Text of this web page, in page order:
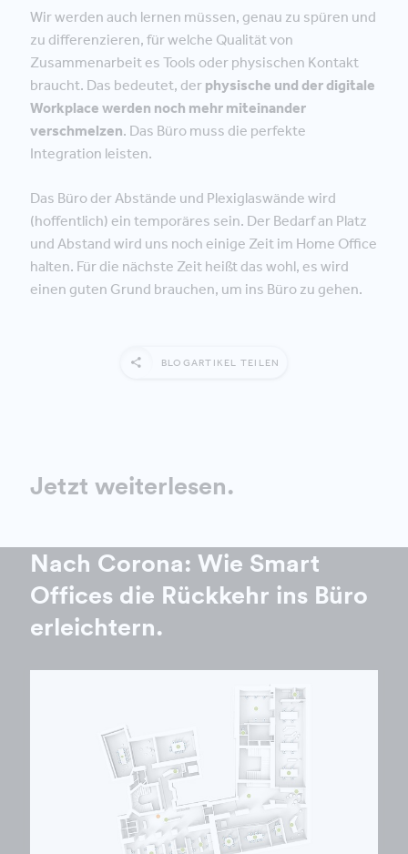
Wir werden auch lernen müssen, genau zu spüren und
zu differenzieren, für welche Qualität von
Zusammenarbeit es Tools oder physischen Kontakt
braucht. Das bedeutet, der physische und der digitale
Workplace werden noch mehr miteinander
verschmelzen. Das Büro muss die perfekte
Integration leisten.
Das Büro der Abstände und Plexiglaswände wird
(hoffentlich) ein temporäres sein. Der Bedarf an Platz
und Abstand wird uns noch einige Zeit im Home Office
halten. Für die nächste Zeit heißt das wohl, es wird
einen guten Grund brauchen, um ins Büro zu gehen.
BLOGARTIKEL TEILEN
Jetzt weiterlesen.
Nach Corona: Wie Smart
Offices die Rückkehr ins Büro
erleichtern.